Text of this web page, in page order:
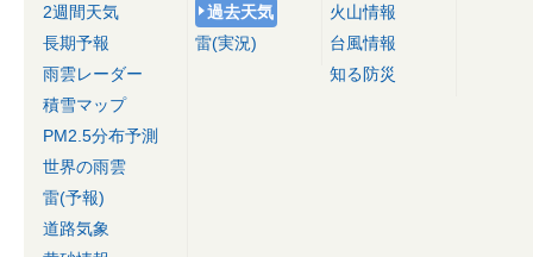
2週間天気
長期予報
雨雲レーダー
積雪マップ
PM2.5分布予測
世界の雨雲
雷(予報)
道路気象
過去天気
雷(実況)
火山情報
台風情報
知る防災